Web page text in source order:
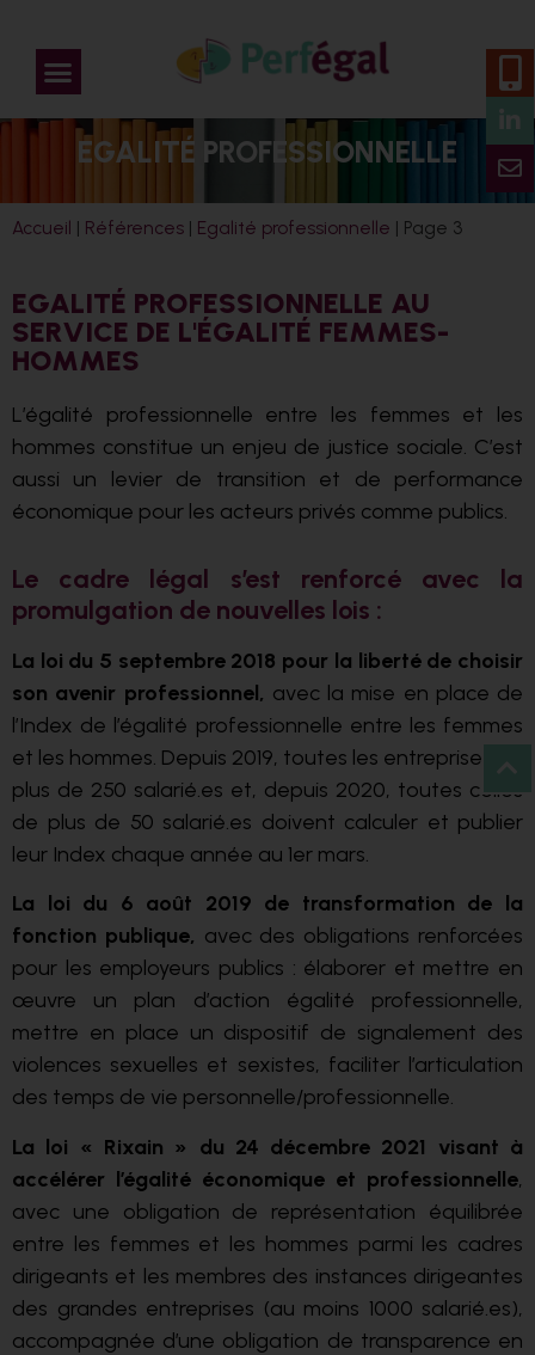
EGALITÉ PROFESSIONNELLE
Accueil | Références | Egalité professionnelle | Page 3
EGALITÉ PROFESSIONNELLE AU
SERVICE DE L'ÉGALITÉ FEMMES-
HOMMES
L’égalité professionnelle entre les femmes et les
hommes constitue un enjeu de justice sociale. C’est
aussi un levier de transition et de performance
économique pour les acteurs privés comme publics.
Le cadre légal s’est renforcé avec la
promulgation de nouvelles lois :
La loi du 5 septembre 2018 pour la liberté de choisir
son avenir professionnel, avec la mise en place de
l’Index de l’égalité professionnelle entre les femmes
et les hommes. Depuis 2019, toutes les entreprises de
plus de 250 salarié.es et, depuis 2020, toutes celles
de plus de 50 salarié.es doivent calculer et publier
leur Index chaque année au 1er mars.
La loi du 6 août 2019 de transformation de la
fonction publique, avec des obligations renforcées
pour les employeurs publics : élaborer et mettre en
œuvre un plan d’action égalité professionnelle,
mettre en place un dispositif de signalement des
violences sexuelles et sexistes, faciliter l’articulation
des temps de vie personnelle/professionnelle.
La loi « Rixain » du 24 décembre 2021 visant à
accélérer l’égalité économique et professionnelle,
avec une obligation de représentation équilibrée
entre les femmes et les hommes parmi les cadres
dirigeants et les membres des instances dirigeantes
des grandes entreprises (au moins 1000 salarié.es),
accompagnée d’une obligation de transparence en